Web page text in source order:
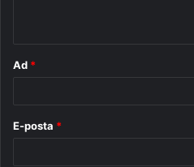
Ad *
E-posta *